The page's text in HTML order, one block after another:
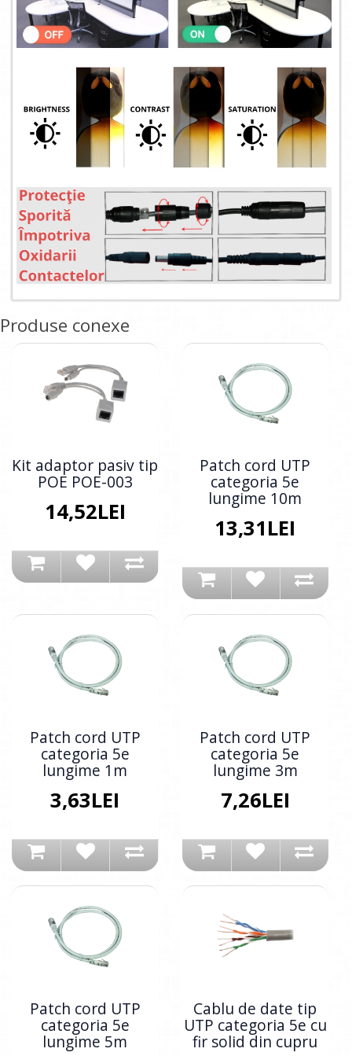
Produse conexe
Kit adaptor pasiv tip
POE POE-003
14,52LEI
Patch cord UTP
categoria 5e
lungime 10m
13,31LEI
Patch cord UTP
categoria 5e
lungime 1m
3,63LEI
Patch cord UTP
categoria 5e
lungime 3m
7,26LEI
Patch cord UTP
categoria 5e
lungime 5m
Cablu de date tip
UTP categoria 5e cu
fir solid din cupru